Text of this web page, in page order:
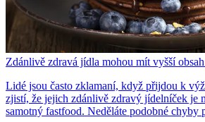
Zdánlivě zdravá jídla mohou mít vyšší
Lidé jsou často zklamaní, když přijdou k
zjistí, že jejich zdánlivě zdravý jídelníček je
samotný fastfood. Neděláte podobné chyby